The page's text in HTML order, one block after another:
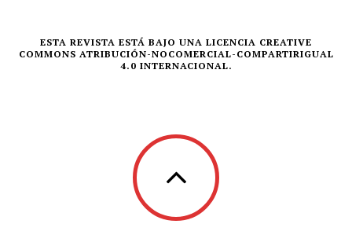
ESTA REVISTA ESTÁ BAJO UNA LICENCIA CREATIVE
COMMONS ATRIBUCIÓN-NOCOMERCIAL-COMPARTIRIGUAL
4.0 INTERNACIONAL.